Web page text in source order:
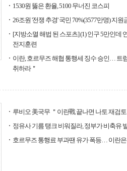
1530원 뚫은 환율, 5100 무너진 코스피
26조원 '전쟁 추경' 국민 70%(3577만명) 지원
[지방소멸 해법 된 스포츠] (1) 인구 5만인데
전지훈련
이란, 호르무즈 해협 통행세 징수 승인… 트
취하라＂
루비오 美국무 ＂이란戰 끝나면 나토 재검토
정유사 기름 탱크 비워질라, 정부가 비축유
호르무즈 통행료 부과땐 유가 폭등… 이란은